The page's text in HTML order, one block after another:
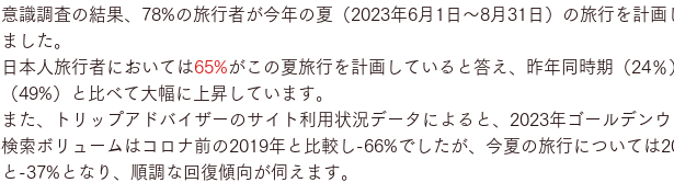
意識調査の結果、78%の旅行者が今年の夏（2023年6月1日～8月31日）の旅行を計画
ました。
日本人旅行者においては65%がこの夏旅行を計画していると答え、昨年同時期（24
（49%）と比べて大幅に上昇しています。
また、トリップアドバイザーのサイト利用状況データによると、2023年ゴールデン
検索ボリュームはコロナ前の2019年と比較し-66%でしたが、今夏の旅行については
と-37%となり、順調な回復傾向が伺えます。